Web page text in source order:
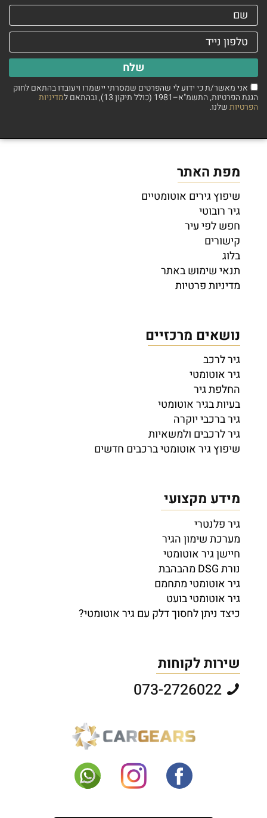
אני מאשר/ת כי ידוע לי שהפרטים שמסרתי יישמרו ויעובדו בהתאם לחוק
הגנת הפרטיות, התשמ"א–1981 (כולל תיקון 13), ובהתאם ל מדיניות
הפרטיותשלנו.
שלח
מפת האתר
שיפוץ גירים אוטומטיים
גיר רובוטי
חפש לפי עיר
קישורים
בלוג
תנאי שימוש באתר
מדיניות פרטיות
נושאים מרכזיים
גיר לרכב
גיר אוטומטי
החלפת גיר
בעיות בגיר אוטומטי
גיר ברכבי יוקרה
גיר לרכבים ולמשאיות
שיפוץ גיר אוטומטי ברכבים חדשים
מידע מקצועי
גיר פלנטרי
מערכת שימון הגיר
חיישן גיר אוטומטי
נורת DSG מהבהבת
גיר אוטומטי מתחמם
גיר אוטומטי בועט
כיצד ניתן לחסוך דלק עם גיר אוטומטי?
שירות לקוחות